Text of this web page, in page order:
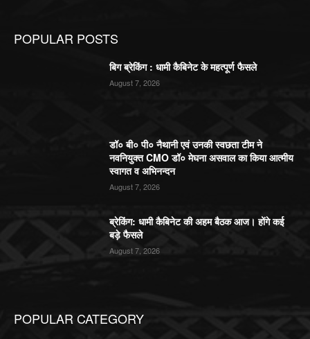
POPULAR POSTS
बिग ब्रेकिंग : धामी कैबिनेट के महत्पूर्ण फैसले
August 7, 2026
डॉ० बी० पी० नैथानी एवं उनकी स्वछता टीम ने
नवनियुक्त CMO डॉ० मेघना असवाल का किया आत्मीय
स्वागत व अभिनन्दन
August 7, 2026
ब्रेकिंग: धामी कैबिनेट की अहम बैठक आज। होंगे कई
बड़े फैसले
August 7, 2026
POPULAR CATEGORY